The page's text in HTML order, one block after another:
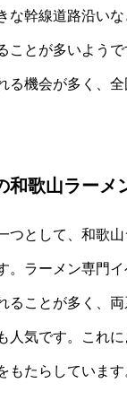
な幹線道路沿い
ことが多いよう
る機会が多く、
和歌山ラーメ
つとして、和歌
。ラーメン専門
ることが多く、
人気です。これ
もたらしています